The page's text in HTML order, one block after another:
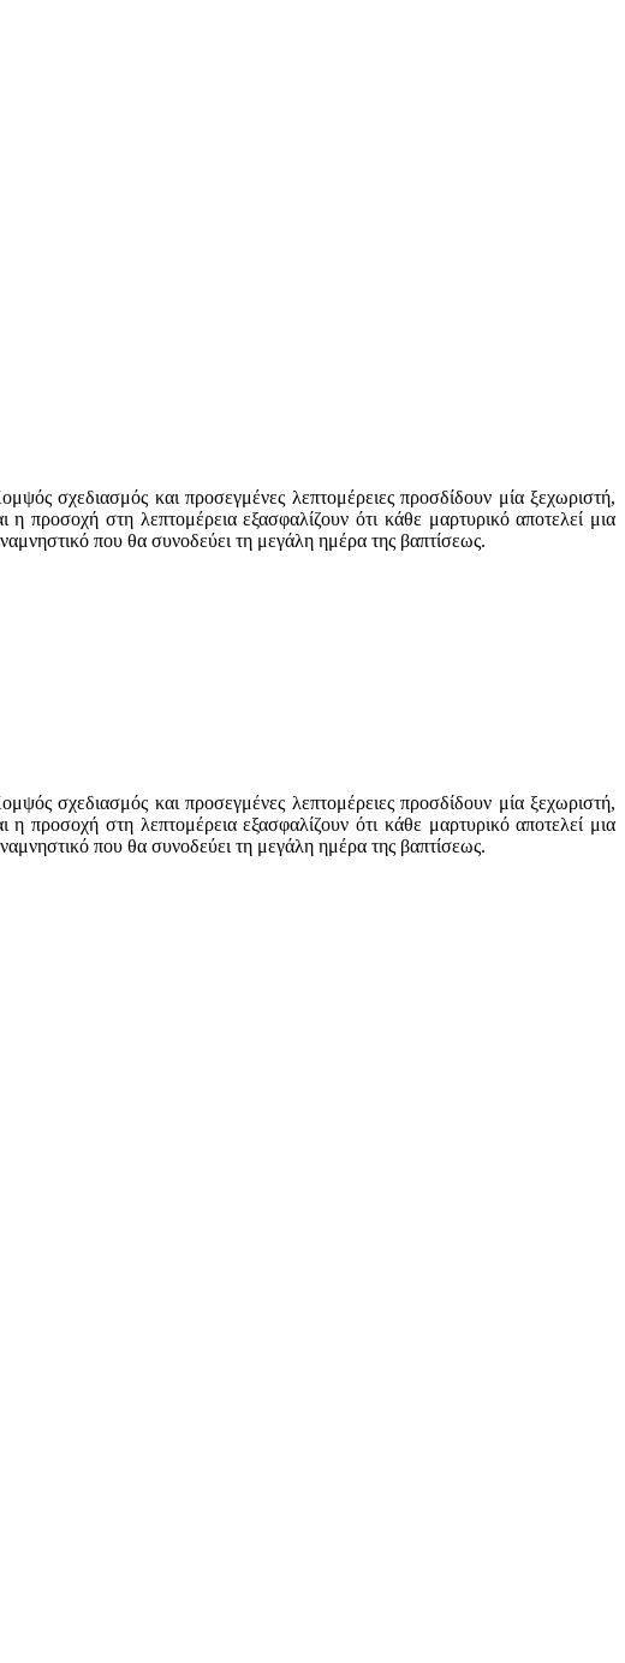
σχεδιασμός και προσεγμένες λεπτομέρειες προσδίδουν μία ξεχωριστή,
προσοχή στη λεπτομέρεια εξασφαλίζουν ότι κάθε μαρτυρικό αποτελεί μια
που θα συνοδεύει τη μεγάλη ημέρα της βαπτίσεως.
σχεδιασμός και προσεγμένες λεπτομέρειες προσδίδουν μία ξεχωριστή,
προσοχή στη λεπτομέρεια εξασφαλίζουν ότι κάθε μαρτυρικό αποτελεί μια
που θα συνοδεύει τη μεγάλη ημέρα της βαπτίσεως.